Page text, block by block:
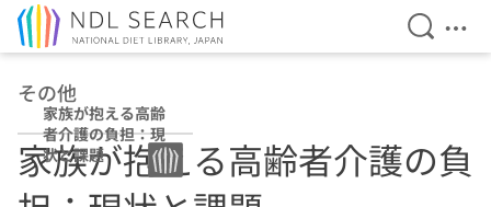
Open
その他
家族が抱える高齢
者介護の負担：現
状と課題
家族が抱える高齢者介護の負